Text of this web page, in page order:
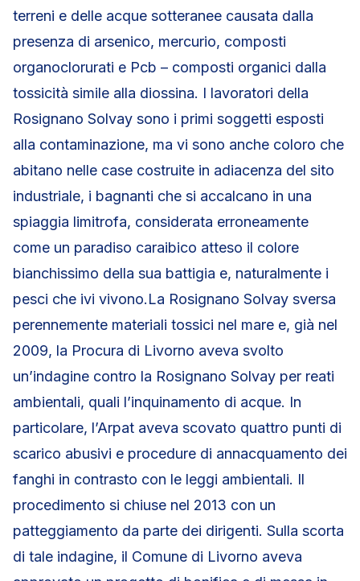
terreni e delle acque sotteranee causata dalla
presenza di arsenico, mercurio, composti
organoclorurati e Pcb – composti organici dalla
tossicità simile alla diossina. I lavoratori della
Rosignano Solvay sono i primi soggetti esposti
alla contaminazione, ma vi sono anche coloro che
abitano nelle case costruite in adiacenza del sito
industriale, i bagnanti che si accalcano in una
spiaggia limitrofa, considerata erroneamente
come un paradiso caraibico atteso il colore
bianchissimo della sua battigia e, naturalmente i
pesci che ivi vivono.La Rosignano Solvay sversa
perennemente materiali tossici nel mare e, già nel
2009, la Procura di Livorno aveva svolto
un’indagine contro la Rosignano Solvay per reati
ambientali, quali l’inquinamento di acque. In
particolare, l’Arpat aveva scovato quattro punti di
scarico abusivi e procedure di annacquamento dei
fanghi in contrasto con le leggi ambientali. Il
procedimento si chiuse nel 2013 con un
patteggiamento da parte dei dirigenti. Sulla scorta
di tale indagine, il Comune di Livorno aveva